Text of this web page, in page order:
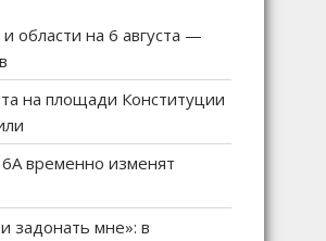
области на 6 августа —
на площади Конституции
временно изменят
задонать мне»: в